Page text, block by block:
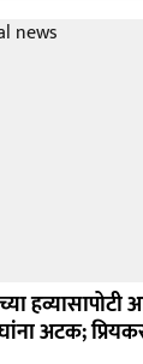
अटक;